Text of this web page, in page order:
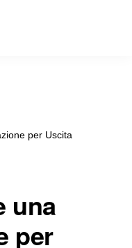
per Uscita
una
per